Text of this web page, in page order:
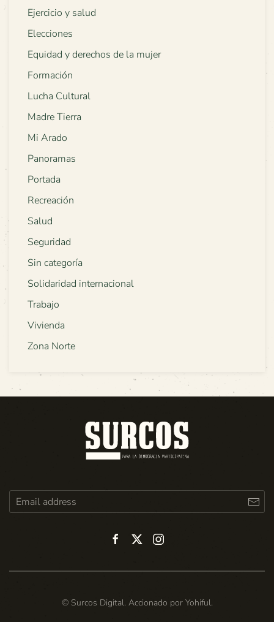
Ejercicio y salud
Elecciones
Equidad y derechos de la mujer
Formación
Lucha Cultural
Madre Tierra
Mi Arado
Panoramas
Portada
Recreación
Salud
Seguridad
Sin categoría
Solidaridad internacional
Trabajo
Vivienda
Zona Norte
© Surcos Digital. Accionado por Yohiful.